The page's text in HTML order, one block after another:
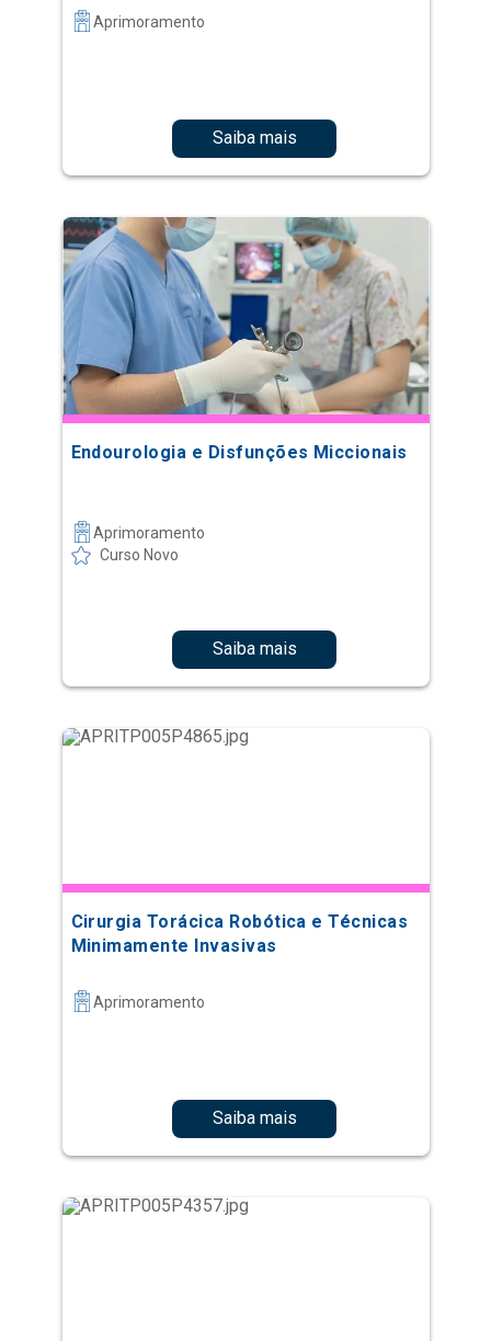
Aprimoramento
Saiba mais
Endourologia e Disfunções Miccionais
Aprimoramento
Curso Novo
Saiba mais
Cirurgia Torácica Robótica e Técnicas
Minimamente Invasivas
Aprimoramento
Saiba mais